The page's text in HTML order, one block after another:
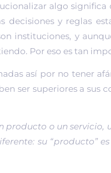
algo
decisiones y reglas
instituciones, y
Por eso es tan
así por no tener
ser superiores a sus
producto o un
su “producto”